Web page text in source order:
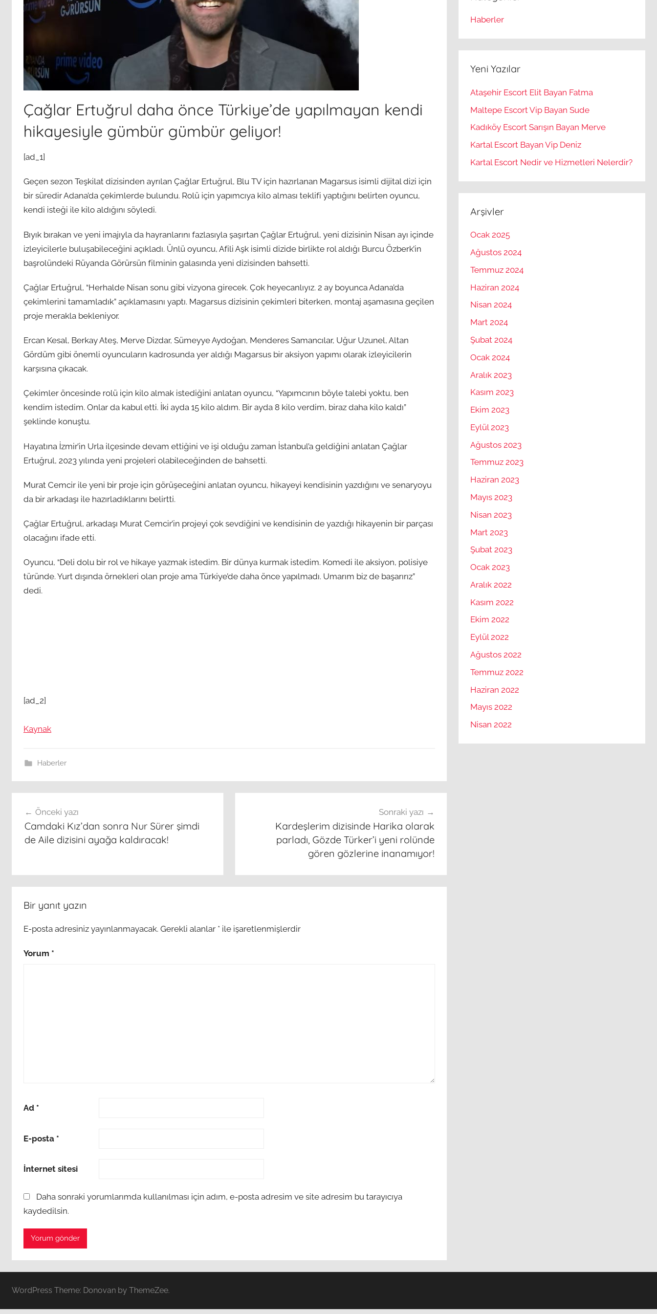
Çağlar Ertuğrul daha önce Türkiye’de yapılmayan kendi
hikayesiyle gümbür gümbür geliyor!
[ad_1]
Geçen sezon Teşkilat dizisinden ayrılan Çağlar Ertuğrul, Blu TV için hazırlanan Magarsus isimli dijital dizi için
bir süredir Adana’da çekimlerde bulundu. Rolü için yapımcıya kilo alması teklifi yaptığını belirten oyuncu,
kendi isteği ile kilo aldığını söyledi.
Bıyık bırakan ve yeni imajıyla da hayranlarını fazlasıyla şaşırtan Çağlar Ertuğrul, yeni dizisinin Nisan ayı içinde
izleyicilerle buluşabileceğini açıkladı. Ünlü oyuncu, Afili Aşk isimli dizide birlikte rol aldığı Burcu Özberk’in
başrolündeki Rüyanda Görürsün filminin galasında yeni dizisinden bahsetti.
Çağlar Ertuğrul, “Herhalde Nisan sonu gibi vizyona girecek. Çok heyecanlıyız. 2 ay boyunca Adana’da
çekimlerini tamamladık” açıklamasını yaptı. Magarsus dizisinin çekimleri biterken, montaj aşamasına geçilen
proje merakla bekleniyor.
Ercan Kesal, Berkay Ateş, Merve Dizdar, Sümeyye Aydoğan, Menderes Samancılar, Uğur Uzunel, Altan
Gördüm gibi önemli oyuncuların kadrosunda yer aldığı Magarsus bir aksiyon yapımı olarak izleyicilerin
karşısına çıkacak.
Çekimler öncesinde rolü için kilo almak istediğini anlatan oyuncu, “Yapımcının böyle talebi yoktu, ben
kendim istedim. Onlar da kabul etti. İki ayda 15 kilo aldım. Bir ayda 8 kilo verdim, biraz daha kilo kaldı”
şeklinde konuştu.
Hayatına İzmir’in Urla ilçesinde devam ettiğini ve işi olduğu zaman İstanbul’a geldiğini anlatan Çağlar
Ertuğrul, 2023 yılında yeni projeleri olabileceğinden de bahsetti.
Murat Cemcir ile yeni bir proje için görüşeceğini anlatan oyuncu, hikayeyi kendisinin yazdığını ve senaryoyu
da bir arkadaşı ile hazırladıklarını belirtti.
Çağlar Ertuğrul, arkadaşı Murat Cemcir’in projeyi çok sevdiğini ve kendisinin de yazdığı hikayenin bir parçası
olacağını ifade etti.
Oyuncu, “Deli dolu bir rol ve hikaye yazmak istedim. Bir dünya kurmak istedim. Komedi ile aksiyon, polisiye
türünde. Yurt dışında örnekleri olan proje ama Türkiye’de daha önce yapılmadı. Umarım biz de başarırız”
dedi.
[ad_2]
Kaynak
Haberler
gezinmesi
Önceki yazı
Camdaki Kız’dan sonra Nur Sürer şimdi
de Aile dizisini ayağa kaldıracak!
Sonraki yazı
Kardeşlerim dizisinde Harika olarak
parladı, Gözde Türker’i yeni rolünde
gören gözlerine inanamıyor!
Bir yanıt yazın
E-posta adresiniz yayınlanmayacak. Gerekli alanlar * ile işaretlenmişlerdir
Yorum *
Ad *
E-posta *
İnternet sitesi
Daha sonraki yorumlarımda kullanılması için adım, e-posta adresim ve site adresim bu tarayıcıya
kaydedilsin.
Haberler
Yeni Yazılar
Ataşehir Escort Elit Bayan Fatma
Maltepe Escort Vip Bayan Sude
Kadıköy Escort Sarışın Bayan Merve
Kartal Escort Bayan Vip Deniz
Kartal Escort Nedir ve Hizmetleri Nelerdir?
Arşivler
Ocak 2025
Ağustos 2024
Temmuz 2024
Haziran 2024
Nisan 2024
Mart 2024
Şubat 2024
Ocak 2024
Aralık 2023
Kasım 2023
Ekim 2023
Eylül 2023
Ağustos 2023
Temmuz 2023
Haziran 2023
Mayıs 2023
Nisan 2023
Mart 2023
Şubat 2023
Ocak 2023
Aralık 2022
Kasım 2022
Ekim 2022
Eylül 2022
Ağustos 2022
Temmuz 2022
Haziran 2022
Mayıs 2022
Nisan 2022
WordPress Theme: Donovan by ThemeZee.